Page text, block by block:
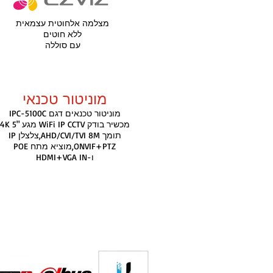
מצלמה אלחוטית עצמאית
ללא חוטים
עם סוללה
מוניטור טכנאי
מוניטור טכנאים דגם IPC-5100C
מכשיר בודק WiFi IP CCTV מגע "5 4K
תומך AHD/CVI/TVI 8M,צלצלן IP
ONVIF+PTZ,מוציא מתח POE
ו-HDMI+VGA IN